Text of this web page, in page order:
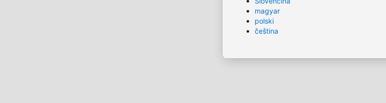
magyar
polski
čeština